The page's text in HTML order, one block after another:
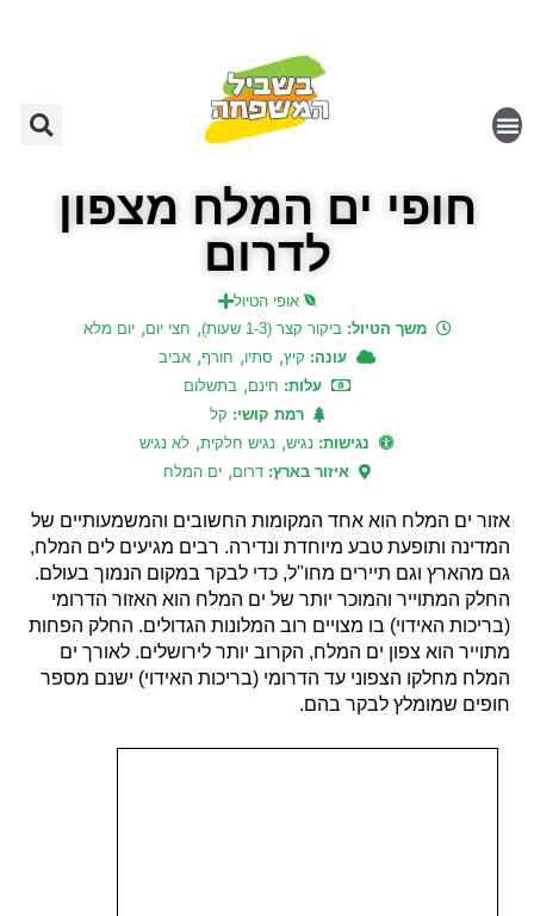
חופי ים המלח מצפון
לדרום
אופי הטיול
משך הטיול:ביקור קצר (1-3 שעות) , חצי יום, יום מלא
עונה: קיץ, סתיו, חורף, אביב
עלות: חינם, בתשלום
רמת קושי: קל
נגישות: נגיש, נגיש חלקית, לא נגיש
איזור בארץ: דרום, ים המלח
אזור ים המלח הוא אחד המקומות החשובים והמשמעותיים של
המדינה ותופעת טבע מיוחדת ונדירה. רבים מגיעים לים המלח,
גם מהארץ וגם תיירים מחו"ל, כדי לבקר במקום הנמוך בעולם.
החלק המתוייר והמוכר יותר של ים המלח הוא האזור הדרומי
(בריכות האידוי) בו מצויים רוב המלונות הגדולים. החלק הפחות
מתוייר הוא צפון ים המלח, הקרוב יותר לירושלים. לאורך ים
המלח מחלקו הצפוני עד הדרומי (בריכות האידוי) ישנם מספר
חופים שמומלץ לבקר בהם.